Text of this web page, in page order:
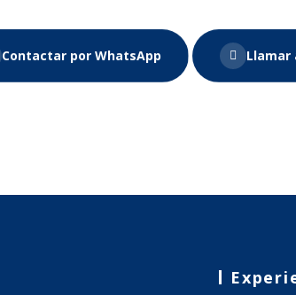
Contactar por WhatsApp Llamar